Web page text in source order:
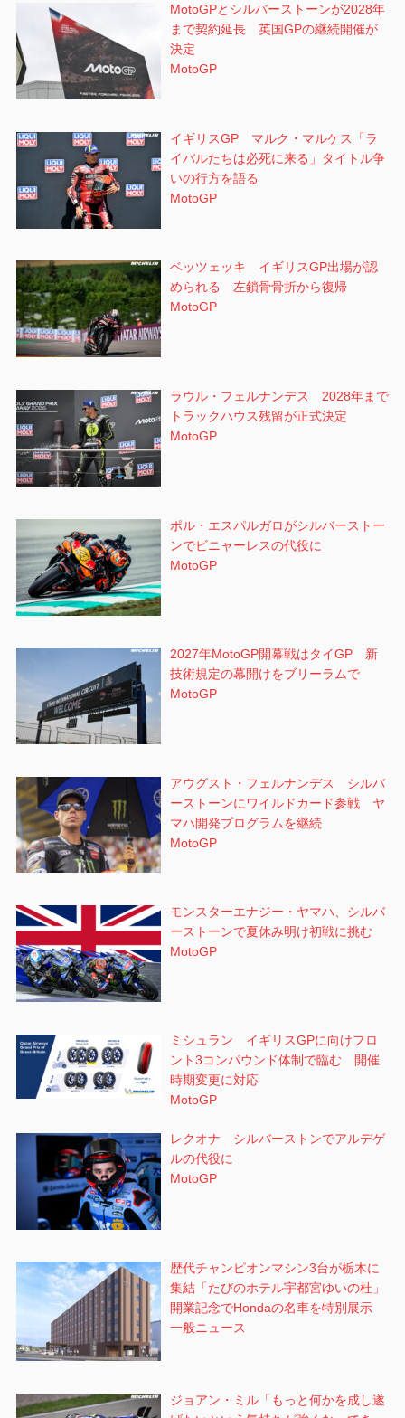
MotoGPとシルバーストーンが2028年
まで契約延長 英国GPの継続開催が
決定
MotoGP
イギリスGP マルク・マルケス「ラ
イバルたちは必死に来る」タイトル争
いの行方を語る
MotoGP
ベッツェッキ イギリスGP出場が認
められる 左鎖骨骨折から復帰
MotoGP
ラウル・フェルナンデス 2028年まで
トラックハウス残留が正式決定
MotoGP
ポル・エスパルガロがシルバーストー
ンでビニャーレスの代役に
MotoGP
2027年MotoGP開幕戦はタイGP 新
技術規定の幕開けをブリーラムで
MotoGP
アウグスト・フェルナンデス シルバ
ーストーンにワイルドカード参戦 ヤ
マハ開発プログラムを継続
MotoGP
モンスターエナジー・ヤマハ、シルバ
ーストーンで夏休み明け初戦に挑む
MotoGP
ミシュラン イギリスGPに向けフロ
ント3コンパウンド体制で臨む 開催
時期変更に対応
MotoGP
レクオナ シルバーストンでアルデゲ
ルの代役に
MotoGP
歴代チャンピオンマシン3台が栃木に
集結「たびのホテル宇都宮ゆいの杜」
開業記念でHondaの名車を特別展示
一般ニュース
ジョアン・ミル「もっと何かを成し遂